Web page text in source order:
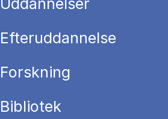
Uddannelser
Efteruddannelse
Forskning
Bibliotek